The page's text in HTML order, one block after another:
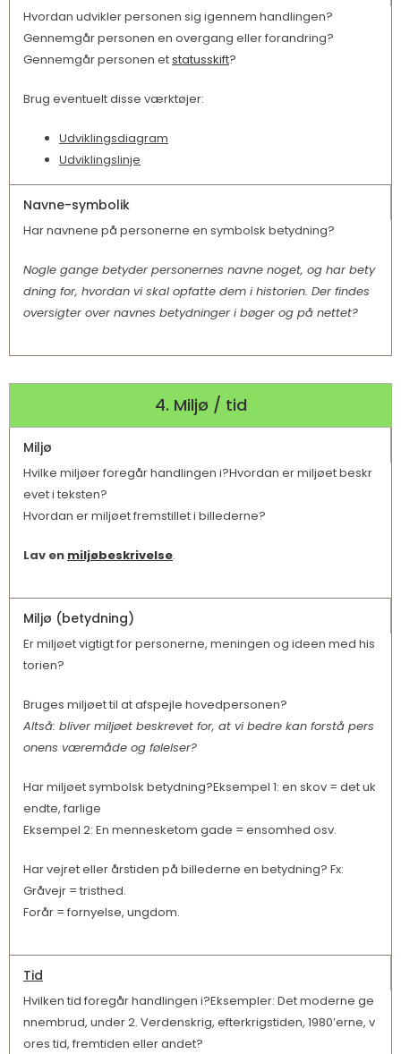
Hvordan udvikler personen sig igennem handlingen?
Gennemgår personen en overgang eller forandring?
Gennemgår personen etstatusskift?
Brug eventuelt disse værktøjer:
Udviklingsdiagram
Udviklingslinje
Navne-symbolik
Har navnene på personerne en symbolsk betydning?
Nogle gange betyder personernes navne noget, og har bety
dning for, hvordan vi skal opfatte dem i historien. Der findes
oversigter over navnes betydninger i bøger og på nettet?
4. Miljø / tid
Miljø
Hvilke miljøer foregår handlingen i?Hvordan er miljøet beskr
evet i teksten?
Hvordan er miljøet fremstillet i billederne?
Lav en miljøbeskrivelse.
Miljø (betydning)
Er miljøet vigtigt for personerne, meningen og ideen med his
torien?
Bruges miljøet til at afspejle hovedpersonen?
Altså: bliver miljøet beskrevet for, at vi bedre kan forstå pers
onens væremåde og følelser?
Har miljøet symbolsk betydning?Eksempel 1: en skov = det uk
endte, farlige
Eksempel 2: En mennesketom gade = ensomhed osv.
Har vejret eller årstiden på billederne en betydning? Fx:
Gråvejr = tristhed.
Forår = fornyelse, ungdom.
Tid
Hvilken tid foregår handlingen i?Eksempler: Det moderne ge
nnembrud, under 2. Verdenskrig, efterkrigstiden, 1980’erne, v
ores tid, fremtiden eller andet?